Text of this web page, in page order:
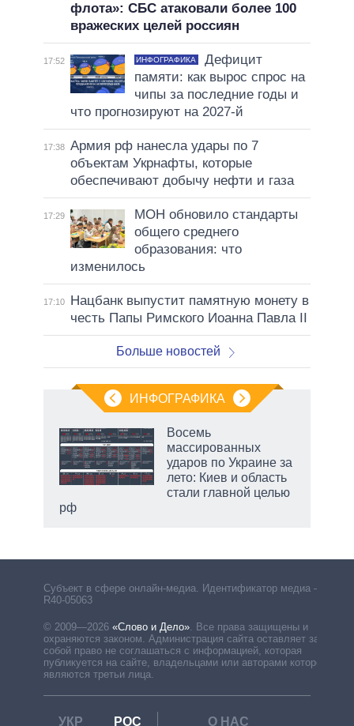
флота»: СБС атаковали более 100
вражеских целей россиян
17:52 ИНФОГРАФИКА
Дефицит
памяти: как вырос спрос на
чипы за последние годы и
что прогнозируют на 2027-й
17:38 Армия рф нанесла удары по 7
объектам Укрнафты, которые
обеспечивают добычу нефти и газа
17:29
МОН обновило стандарты
общего среднего
образования: что
изменилось
17:10
Нацбанк выпустит памятную монету в
честь Папы Римского Иоанна Павла II
Больше новостей
ИНФОГРАФИКА
Восемь
массированных
ударов по Украине за
лето: Киев и область
стали главной целью
рф
Субъект в сфере онлайн-медиа. Идентификатор медиа –
R40-05063
© 2009—2026 «Слово и Дело». Все права защищены и
охраняются законом. Администрация сайта оставляет за
собой право не соглашаться с информацией, которая
публикуется на сайте, владельцами или авторами которой
являются третьи лица.
УКР РОС
О НАС